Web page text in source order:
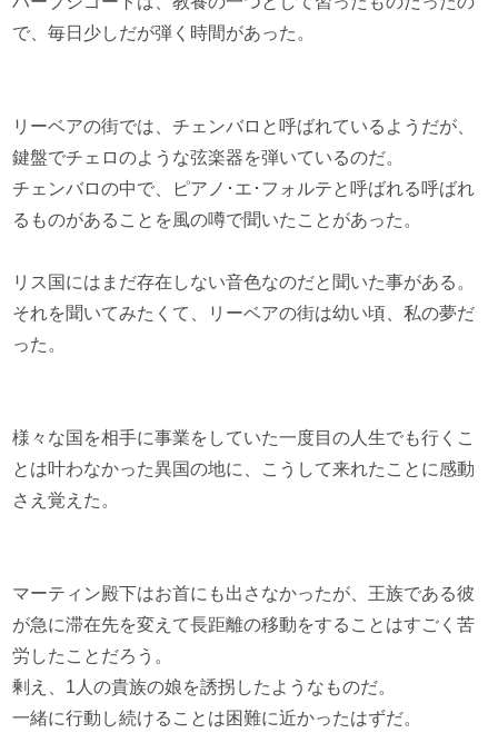
で、毎日少しだが弾く時間があった。
リーベアの街では、チェンバロと呼ばれているようだが、
鍵盤でチェロのような弦楽器を弾いているのだ。
チェンバロの中で、ピアノ･エ･フォルテと呼ばれる呼ばれ
るものがあることを風の噂で聞いたことがあった。
リス国にはまだ存在しない音色なのだと聞いた事がある。
それを聞いてみたくて、リーベアの街は幼い頃、私の夢だ
った。
様々な国を相手に事業をしていた一度目の人生でも行くこ
とは叶わなかった異国の地に、こうして来れたことに感動
さえ覚えた。
マーティン殿下はお首にも出さなかったが、王族である彼
が急に滞在先を変えて長距離の移動をすることはすごく苦
労したことだろう。
剰え、1人の貴族の娘を誘拐したようなものだ。
一緒に行動し続けることは困難に近かったはずだ。